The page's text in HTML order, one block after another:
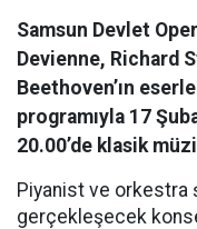
Samsun Devlet
Devienne, Richard
Beethoven’ın
programıyla 17
20.00’de klasik
Piyanist ve orkestra
gerçekleşecek